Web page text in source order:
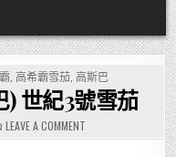
高希霸雪茄, 高斯巴
) 世紀3號雪茄
LEAVE A COMMENTON
高